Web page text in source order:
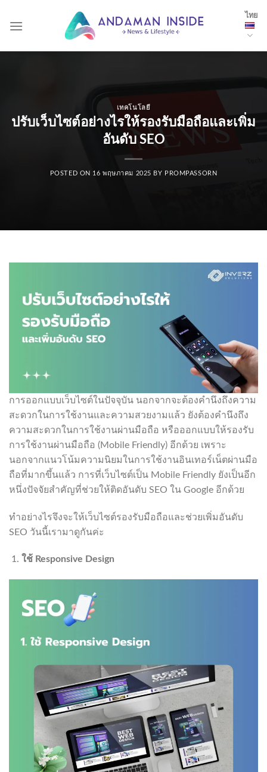
ไทย
เทคโนโลยี
ปรับเว็บไซต์อย่างไรให้รองรับมือถือและเพิ่ม
อันดับ SEO
POSTED ON 16 พฤษภาคม 2025 BY PROMPASSORN
การออกแบบเว็บไซต์ในปัจจุบัน นอกจากจะต้องคำนึงถึงความ
สะดวกในการใช้งานและความสวยงามแล้ว ยังต้องคำนึงถึง
ความสะดวกในการใช้งานผ่านมือถือ หรือออกแบบให้รองรับ
การใช้งานผ่านมือถือ (Mobile Friendly) อีกด้วย เพราะ
นอกจากแนวโน้มความนิยมในการใช้งานอินเทอร์เน็ตผ่านมือ
ถือที่มากขึ้นแล้ว การที่เว็บไซต์เป็น Mobile Friendly ยังเป็นอีก
หนึ่งปัจจัยสำคัญที่ช่วยให้ติดอันดับ SEO ใน Google อีกด้วย
ทำอย่างไรจึงจะให้เว็บไซต์รองรับมือถือและช่วยเพิ่มอันดับ
SEO วันนี้เรามาดูกันค่ะ
ใช้ Responsive Design